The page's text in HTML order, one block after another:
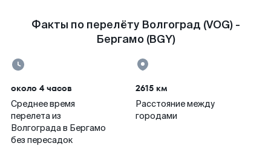
Факты по перелёту Волгоград (VOG) -
Бергамо (BGY)
около 4 часов
Среднее время
перелета из
Волгограда в Бергамо
без пересадок
2615 км
Расстояние между
городами